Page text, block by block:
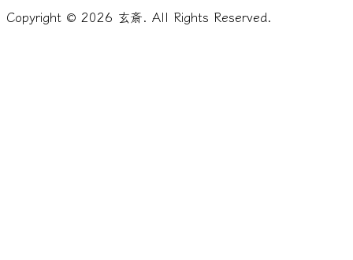
Copyright © 2026 玄斎. All Rights Reserved.